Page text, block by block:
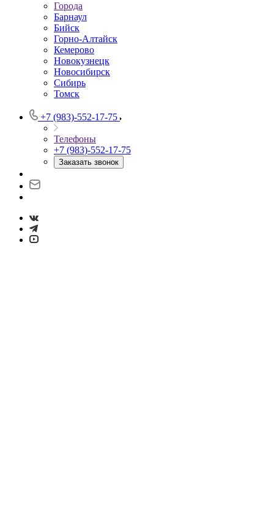
Города
Барнаул
Бийск
Горно-Алтайск
Кемерово
Новокузнецк
Новосибирск
Сибирь
Томск
+7 (983)-552-17-75
Телефоны
+7 (983)-552-17-75
Заказать звонок